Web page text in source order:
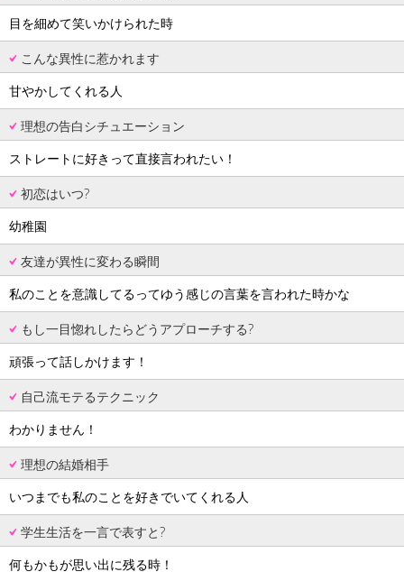
目を細めて笑いかけられた時
こんな異性に惹かれます
甘やかしてくれる人
理想の告白シチュエーション
ストレートに好きって直接言われたい！
初恋はいつ?
幼稚園
友達が異性に変わる瞬間
私のことを意識してるってゆう感じの言葉を言われた時かな
もし一目惚れしたらどうアプローチする?
頑張って話しかけます！
自己流モテるテクニック
わかりません！
理想の結婚相手
いつまでも私のことを好きでいてくれる人
学生生活を一言で表すと?
何もかもが思い出に残る時！